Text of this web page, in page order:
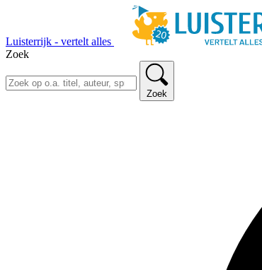
Luisterrijk - vertelt alles
Zoek
Zoek